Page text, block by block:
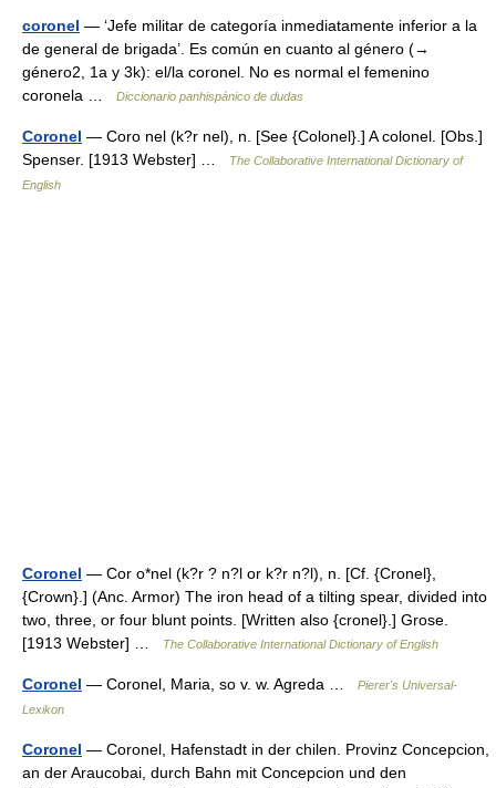
coronel — ‘Jefe militar de categoría inmediatamente inferior a la
de general de brigada’. Es común en cuanto al género (→
género2, 1a y 3k): el/la coronel. No es normal el femenino
coronela …
Diccionario panhispánico de dudas
Coronel — Coro nel (k?r nel), n. [See {Colonel}.] A colonel. [Obs.]
Spenser. [1913 Webster] …
The Collaborative International Dictionary of
English
Coronel — Cor o*nel (k?r ? n?l or k?r n?l), n. [Cf. {Cronel},
{Crown}.] (Anc. Armor) The iron head of a tilting spear, divided into
two, three, or four blunt points. [Written also {cronel}.] Grose.
[1913 Webster] …
The Collaborative International Dictionary of English
Coronel — Coronel, Maria, so v. w. Agreda …
Pierer's Universal-
Lexikon
Coronel — Coronel, Hafenstadt in der chilen. Provinz Concepcion,
an der Araucobai, durch Bahn mit Concepcion und den